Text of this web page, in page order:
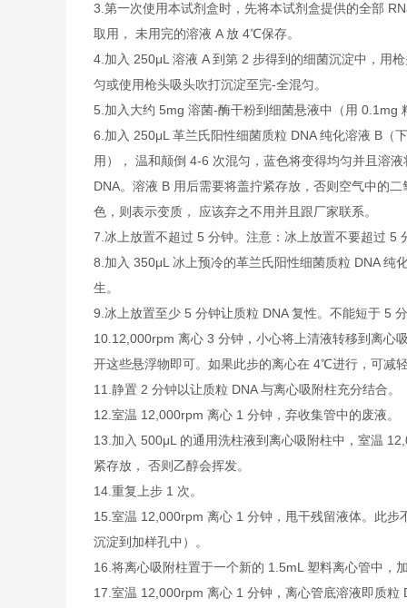
3.第一次使用本试剂盒时，先将本试剂盒提供的全部
取用， 未用完的溶液 A 放 4℃保存。
4.加入 250μL 溶液 A 到第 2 步得到的细菌沉淀中，用
匀或使用枪头吸头吹打沉淀至完-全混匀。
5.加入大约 5mg 溶菌-酶干粉到细菌悬液中（用 0.1mg
6.加入 250μL 革兰氏阳性细菌质粒 DNA 纯化溶液 B
用）， 温和颠倒 4-6 次混匀，蓝色将变得均匀并且溶
DNA。溶液 B 用后需要将盖拧紧存放，否则空气中的
色，则表示变质， 应该弃之不用并且跟厂家联系。
7.冰上放置不超过 5 分钟。注意：冰上放置不要超过 5
8.加入 350μL 冰上预冷的革兰氏阳性细菌质粒 DNA 纯
生。
9.冰上放置至少 5 分钟让质粒 DNA 复性。不能短于 5
10.12,000rpm 离心 3 分钟，小心将上清液转移到离心
开这些悬浮物即可。如果此步的离心在 4℃进行，可减
11.静置 2 分钟以让质粒 DNA 与离心吸附柱充分结合。
12.室温 12,000rpm 离心 1 分钟，弃收集管中的废液。
13.加入 500μL 的通用洗柱液到离心吸附柱中，室温
紧存放， 否则乙醇会挥发。
14.重复上步 1 次。
15.室温 12,000rpm 离心 1 分钟，甩干残留液体。此步
沉淀到加样孔中）。
16.将离心吸附柱置于一个新的 1.5mL 塑料离心管中
17.室温 12,000rpm 离心 1 分钟，离心管底溶液即质粒